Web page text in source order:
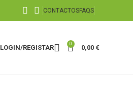
CONTACTOSFAQS
LOGIN/REGISTAR
0
0,00 €